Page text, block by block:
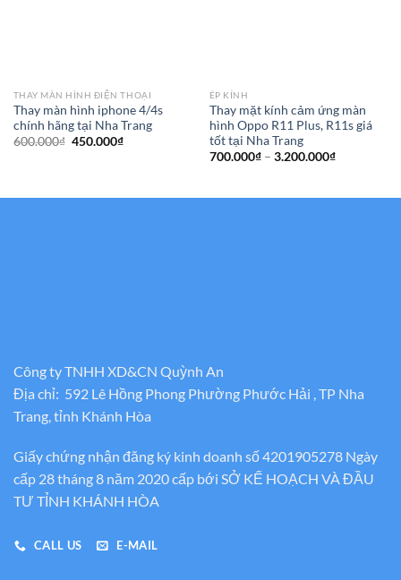
THAY MÀN HÌNH ĐIỆN THOẠI
Thay màn hình iphone 4/4s
chính hãng tại Nha Trang
600.000₫ Giá
450.000₫Giá
ÉP KÍNH
Thay mặt kính cảm ứng màn
hình Oppo R11 Plus, R11s giá
tốt tại Nha Trang
700.000₫ – 3.200.000₫Khoảng
đến
Công ty TNHH XD&CN Quỳnh An
Địa chỉ: 592 Lê Hồng Phong Phường Phước Hải , TP Nha
Trang, tỉnh Khánh Hòa
Giấy chứng nhận đăng ký kinh doanh số 4201905278 Ngày
cấp 28 tháng 8 năm 2020 cấp bới SỞ KẾ HOẠCH VÀ ĐẦU
TƯ TỈNH KHÁNH HÒA
CALL US E-MAIL